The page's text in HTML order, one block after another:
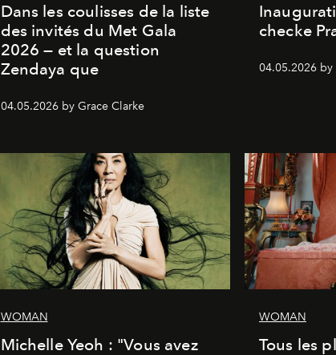
Dans les coulisses de la liste
des invités du Met Gala
2026 — et la question
Zendaya que
04.05.2026 by Grace Clarke
checke
04.05.2026 by
WOMAN
Michelle Yeoh : "Vous avez
WOMAN
Tous les